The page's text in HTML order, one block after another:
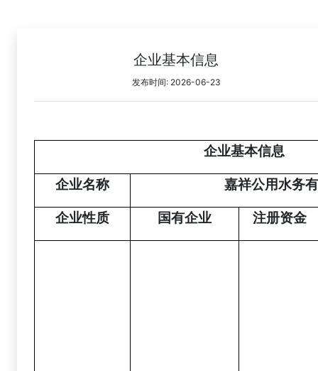
企业基本信息
发布时间: 2026-06-23
企业基本信息
企业名称 嘉祥公用水务
企业性质 国有企业 注册资金